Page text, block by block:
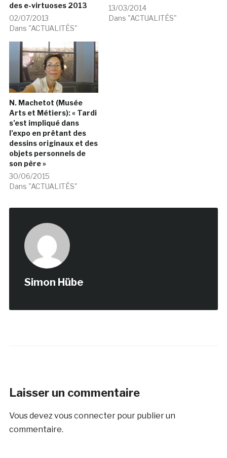
des e-virtuoses 2013
02/07/2013
Dans "ACTUALITÉS"
13/03/2014
Dans "ACTUALITÉS"
N. Machetot (Musée
Arts et Métiers): « Tardi
s’est impliqué dans
l’expo en prêtant des
dessins originaux et des
objets personnels de
son père »
30/06/2015
Dans "ACTUALITÉS"
Simon Hübe
Laisser un commentaire
Vous devez vous connecterpour publier un
commentaire.